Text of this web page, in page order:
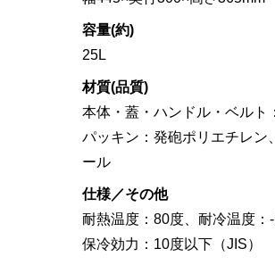
容量(約)
25L
材質(品質)
本体・蓋・ハンドル・ベルト
パッキン：発砲ポリエチレン
ール
仕様／その他
耐熱温度：80度、耐冷温度：
保冷効力：10度以下（JIS）